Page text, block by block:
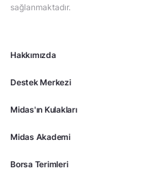
Hakkımızda
Destek Merkezi
Midas'ın Kulakları
Midas Akademi
Borsa Terimleri
sağlanmaktadır.